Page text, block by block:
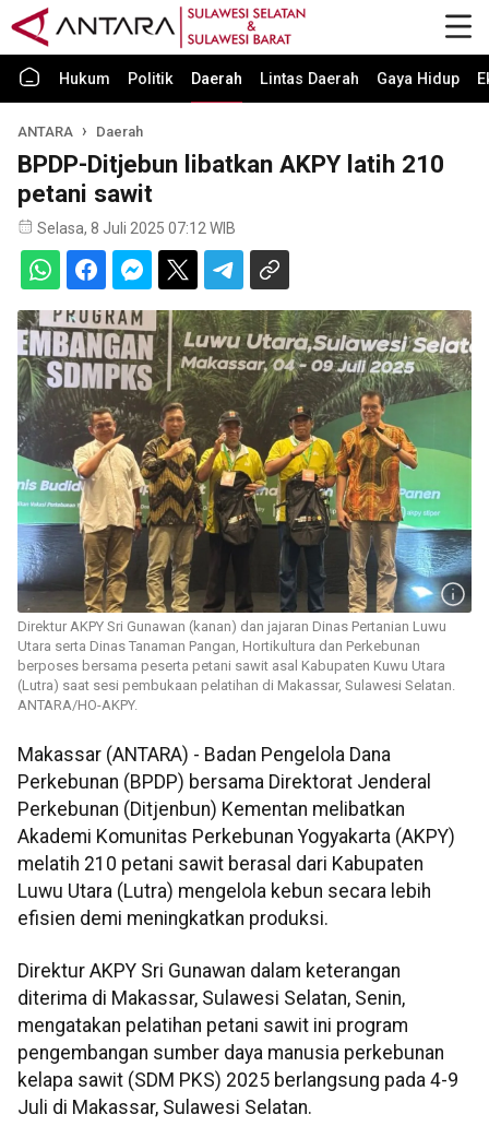
Hukum Politik Daerah Lintas Daerah Gaya Hidup
ANTARA Daerah
BPDP-Ditjebun libatkan AKPY latih 210
petani sawit
Selasa, 8 Juli 2025 07:12 WIB
Direktur AKPY Sri Gunawan (kanan) dan jajaran Dinas Pertanian Luwu
Utara serta Dinas Tanaman Pangan, Hortikultura dan Perkebunan
berposes bersama peserta petani sawit asal Kabupaten Kuwu Utara
(Lutra) saat sesi pembukaan pelatihan di Makassar, Sulawesi Selatan.
ANTARA/HO-AKPY.
Makassar (ANTARA) - Badan Pengelola Dana
Perkebunan (BPDP) bersama Direktorat Jenderal
Perkebunan (Ditjenbun) Kementan melibatkan
Akademi Komunitas Perkebunan Yogyakarta (AKPY)
melatih 210 petani sawit berasal dari Kabupaten
Luwu Utara (Lutra) mengelola kebun secara lebih
efisien demi meningkatkan produksi.
Direktur AKPY Sri Gunawan dalam keterangan
diterima di Makassar, Sulawesi Selatan, Senin,
mengatakan pelatihan petani sawit ini program
pengembangan sumber daya manusia perkebunan
kelapa sawit (SDM PKS) 2025 berlangsung pada 4-9
Juli di Makassar, Sulawesi Selatan.